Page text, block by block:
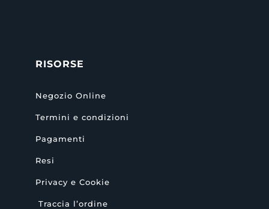
RISORSE
Negozio Online
Termini e condizioni
Pagamenti
Resi
Privacy e Cookie
Traccia l’ordine